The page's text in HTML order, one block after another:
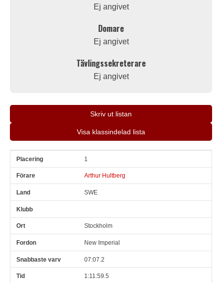
Ej angivet
Domare
Ej angivet
Tävlingssekreterare
Ej angivet
Skriv ut listan
Visa klassindelad lista
Pl Förare 1
Arthur Hultberg
SWE
Stockholm
New Imperial
07:07.2
1:11:59.5